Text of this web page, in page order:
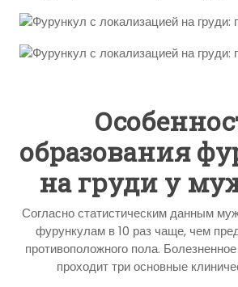
образования
на груди у
Согласно статистическим данным
фурункулам в 10 раз чаще, чем
противоположного пола.
проходит три основные